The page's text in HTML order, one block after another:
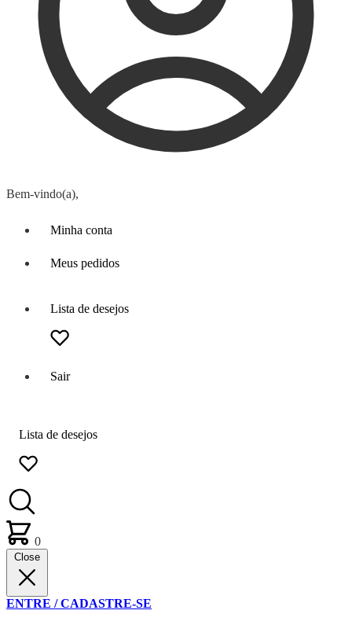
Bem-vindo(a),
Minha conta
Meus pedidos
Lista de desejos
Sair
Lista de desejos
0
Close
ENTRE / CADASTRE-SE